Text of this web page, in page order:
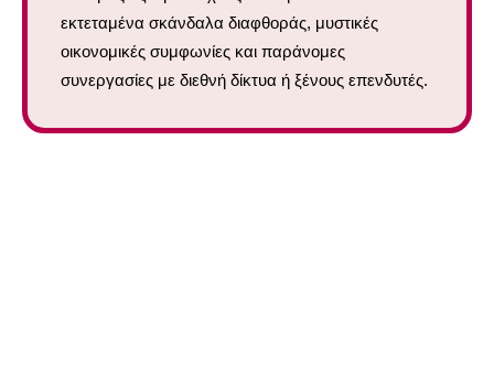
εκτεταμένα σκάνδαλα διαφθοράς, μυστικές
οικονομικές συμφωνίες και παράνομες
συνεργασίες με διεθνή δίκτυα ή ξένους επενδυτές.